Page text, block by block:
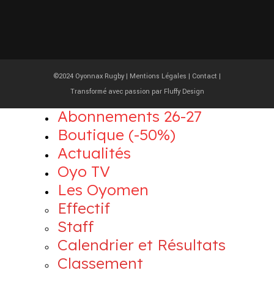
©2024 Oyonnax Rugby | Mentions Légales | Contact |
Transformé avec passion par Fluffy Design
Abonnements 26-27
Boutique (-50%)
Actualités
Oyo TV
Les Oyomen
Effectif
Staff
Calendrier et Résultats
Classement